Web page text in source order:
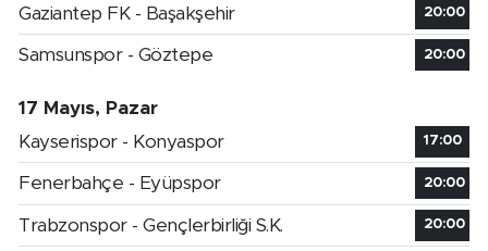
Gaziantep FK - Başakşehir 20:00
Samsunspor - Göztepe 20:00
17 Mayıs, Pazar
Kayserispor - Konyaspor
17:00
Fenerbahçe - Eyüpspor 20:00
Trabzonspor - Gençlerbirliği S.K. 20:00